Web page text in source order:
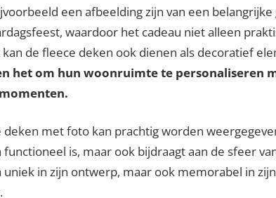
een afbeelding zijn van een
waardoor het cadeau niet alleen
kan de fleece deken ook dienen als decoratief
het om hun woonruimte te personaliseren
deken met foto kan prachtig worden
functioneel is, maar ook bijdraagt aan de sfeer
uniek in zijn ontwerp, maar ook memorabel in